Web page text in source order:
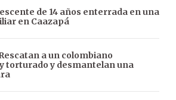
de 14 años enterrada en una
en Caazapá
a un colombiano
torturado y desmantelan una